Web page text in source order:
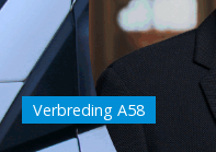
Verbreding A58